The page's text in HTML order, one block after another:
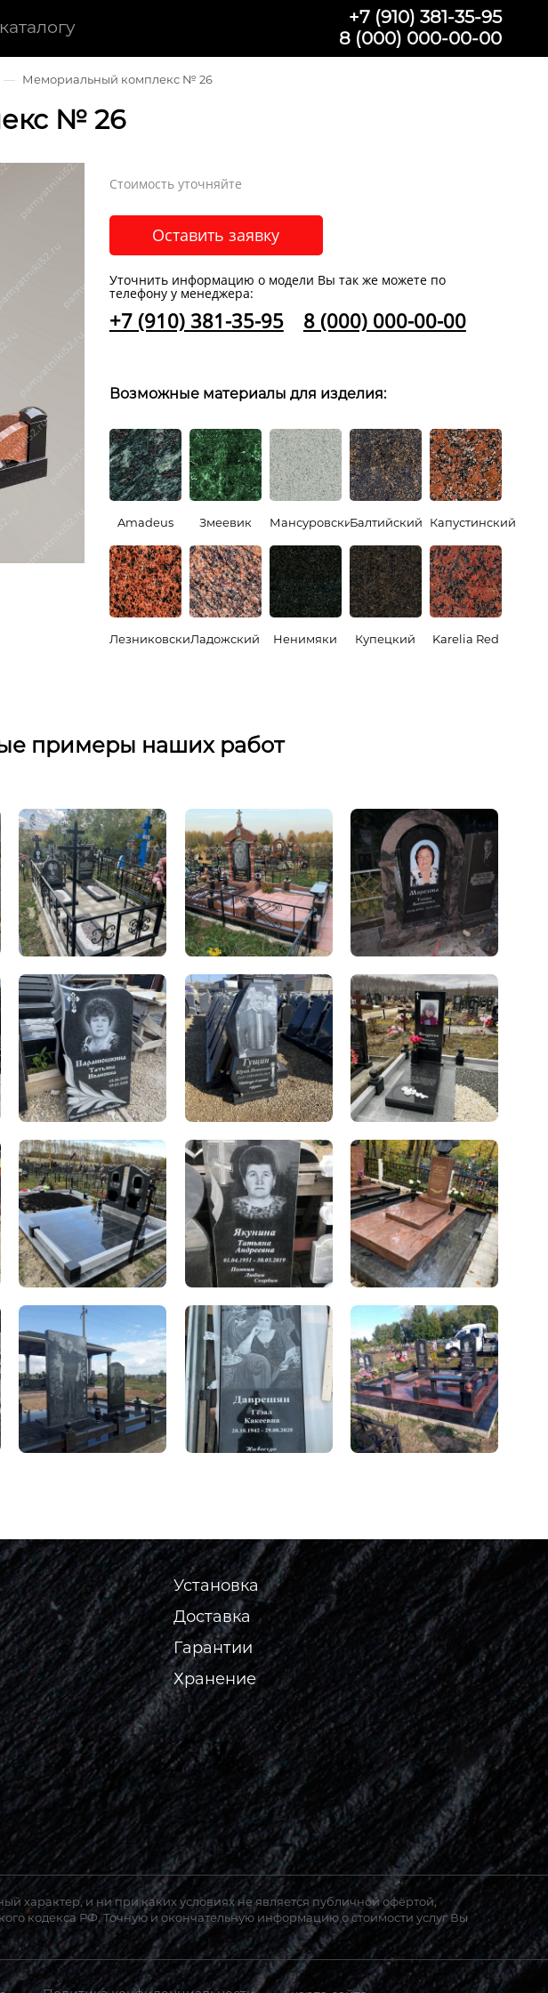
+7 (910) 381-35-95
8 (000) 000-00-00
— Мемориальный комплекс № 26
№ 26
Стоимость уточняйте
Оставить заявку
Уточнить информацию о модели Вы так же можете по
телефону у менеджера:
+7 (910) 381-35-95 8 (000) 000-00-00
Возможные материалы для изделия:
Amadeus Змеевик МансуровскийБалтийский Капустинский
ЛезниковскийЛадожский Ненимяки Купецкий Karelia Red
примеры наших работ
Установка
Доставка
Гарантии
Хранение
характер, и ни при каких условиях не является публичной офёртой,
кодекса РФ. Точную и окончательную информацию о стоимости услуг Вы